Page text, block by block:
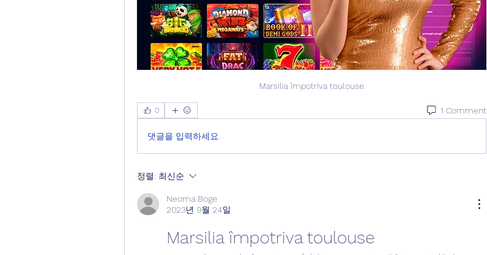
Marsilia împotriva toulouse
0 1 Comment
댓글을 입력하세요.
정렬: 최신순
Neoma Boge
2023년 9월 24일
Marsilia împotriva toulouse